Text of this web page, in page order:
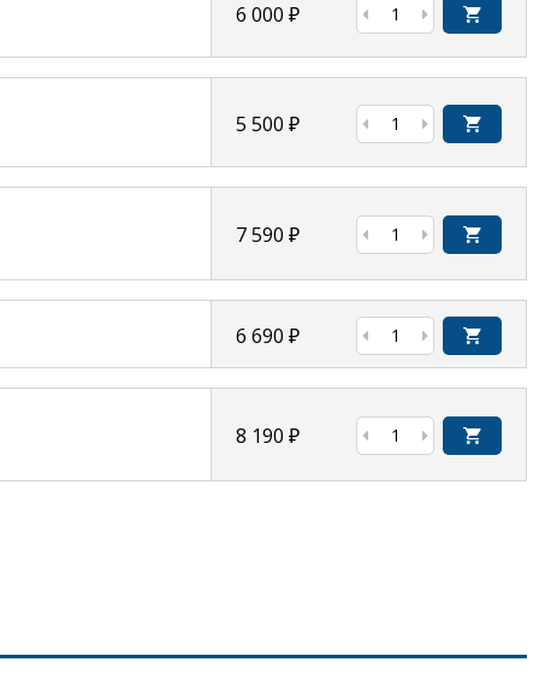
6 000 ₽
5 500 ₽
7 590 ₽
6 690 ₽
8 190 ₽